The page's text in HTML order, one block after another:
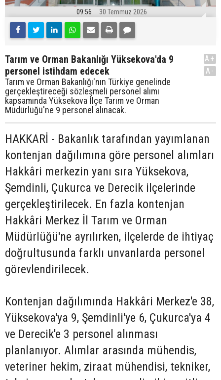
09:56 30 Temmuz 2026
Tarım ve Orman Bakanlığı Yüksekova'da 9
personel istihdam edecek
Tarım ve Orman Bakanlığı'nın Türkiye genelinde
gerçekleştireceği sözleşmeli personel alımı
kapsamında Yüksekova İlçe Tarım ve Orman
Müdürlüğü'ne 9 personel alınacak.
A+
A-
HAKKARİ - Bakanlık tarafından yayımlanan
kontenjan dağılımına göre personel alımları
Hakkâri merkezin yanı sıra Yüksekova,
Şemdinli, Çukurca ve Derecik ilçelerinde
gerçekleştirilecek. En fazla kontenjan
Hakkâri Merkez İl Tarım ve Orman
Müdürlüğü'ne ayrılırken, ilçelerde de ihtiyaç
doğrultusunda farklı unvanlarda personel
görevlendirilecek.
Kontenjan dağılımında Hakkâri Merkez'e 38,
Yüksekova'ya 9, Şemdinli'ye 6, Çukurca'ya 4
ve Derecik'e 3 personel alınması
planlanıyor. Alımlar arasında mühendis,
veteriner hekim, ziraat mühendisi, tekniker,